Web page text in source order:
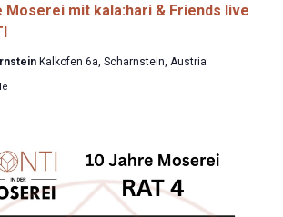
Moserei mit kala:hari & Friends live
Kalkofen 6a, Scharnstein, Austria